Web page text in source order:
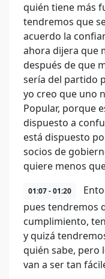
quién tiene más
tendremos que
acuerdo la
ahora dijera que
después de que
sería del partido
yo creo que uno
Popular, porque
dispuesto a
está dispuesto
socios de
quiere menos
01:07 - 01:20
pues tendremos
cumplimiento,
y quizá
quién sabe, pero
van a ser tan